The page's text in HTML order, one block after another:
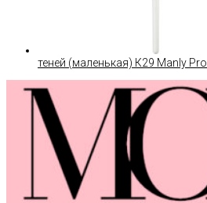
теней (маленькая) К29 Manly Pro